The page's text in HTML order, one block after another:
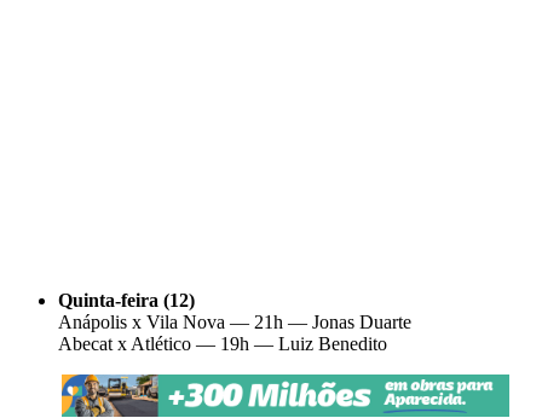
Quinta-feira (12)
Anápolis x Vila Nova — 21h — Jonas Duarte
Abecat x Atlético — 19h — Luiz Benedito